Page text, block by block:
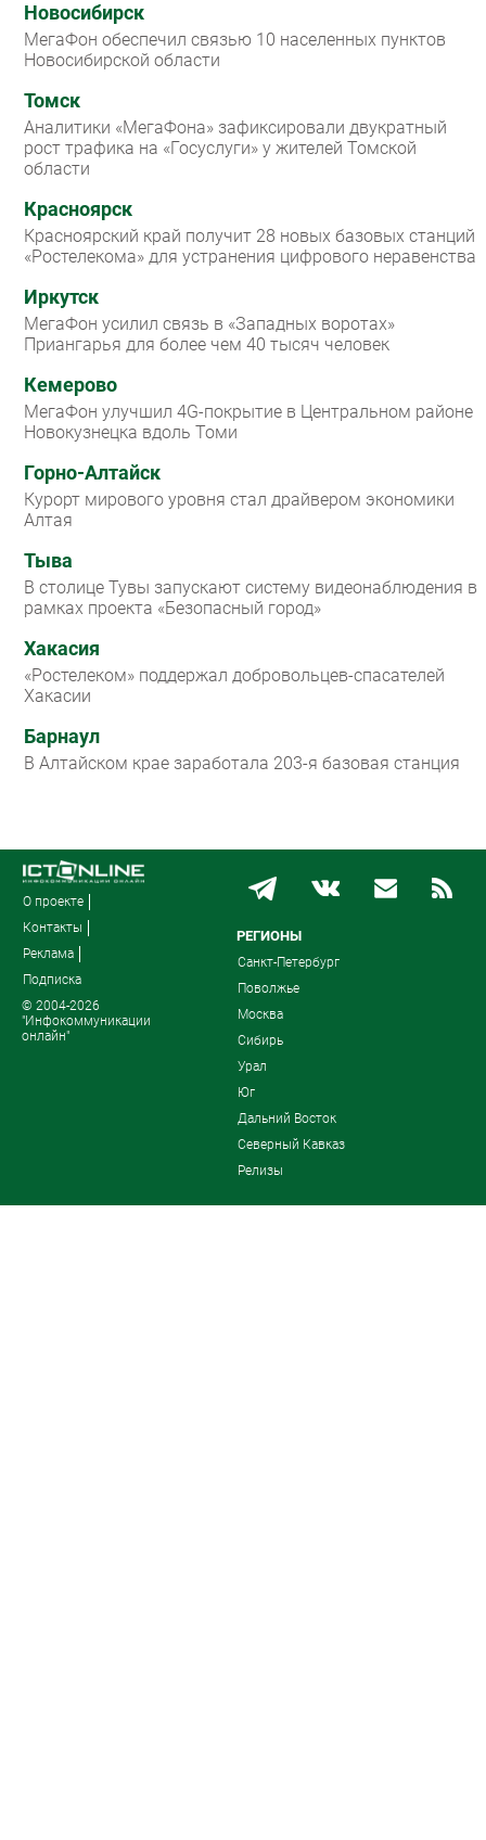
Новосибирск
МегаФон обеспечил связью 10 населенных пунктов
Новосибирской области
Томск
Аналитики «МегаФона» зафиксировали двукратный
рост трафика на «Госуслуги» у жителей Томской
области
Красноярск
Красноярский край получит 28 новых базовых станций
«Ростелекома» для устранения цифрового неравенства
Иркутск
МегаФон усилил связь в «Западных воротах»
Приангарья для более чем 40 тысяч человек
Кемерово
МегаФон улучшил 4G-покрытие в Центральном районе
Новокузнецка вдоль Томи
Горно-Алтайск
Курорт мирового уровня стал драйвером экономики
Алтая
Тыва
В столице Тувы запускают систему видеонаблюдения в
рамках проекта «Безопасный город»
Хакасия
«Ростелеком» поддержал добровольцев-спасателей
Хакасии
Барнаул
В Алтайском крае заработала 203-я базовая станция
О проекте
Контакты
Реклама
Подписка
© 2004-2026
"Инфокоммуникации
онлайн"
РЕГИОНЫ
Санкт-Петербург
Поволжье
Москва
Сибирь
Урал
Юг
Дальний Восток
Северный Кавказ
Релизы